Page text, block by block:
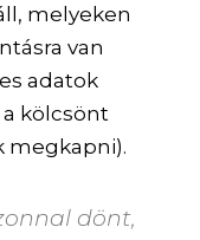
melyeken
van
adatok
a kölcsönt
megkapni).
dönt,